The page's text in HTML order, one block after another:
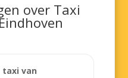
over Taxi
taxi van